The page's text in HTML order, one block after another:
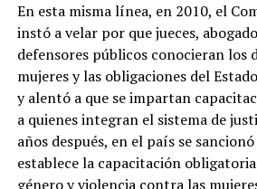
En esta misma línea, en 2010, el
instó a velar por que jueces,
defensores públicos conocieran los
mujeres y las obligaciones del
y alentó a que se impartan
a quienes integran el sistema de
años después, en el país se
establece la capacitación
género y violencia contra las